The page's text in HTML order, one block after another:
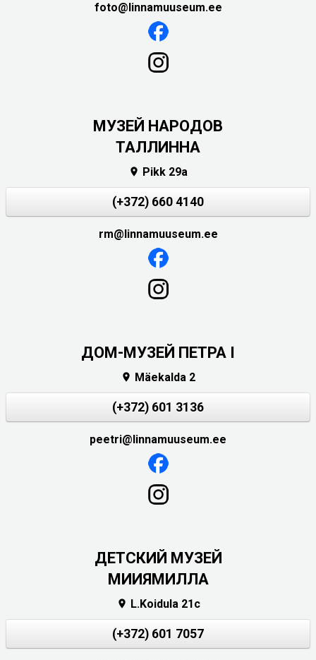
foto@linnamuuseum.ee
MУЗЕЙ НАРОДОВ
ТАЛЛИННА
 Pikk 29a
(+372) 660 4140
rm@linnamuuseum.ee
ДОМ-МУЗЕЙ ПЕТРА I
 Mäekalda 2
(+372) 601 3136
peetri@linnamuuseum.ee
ДЕТСКИЙ МУЗЕЙ
МИИЯМИЛЛА
 L.Koidula 21c
(+372) 601 7057